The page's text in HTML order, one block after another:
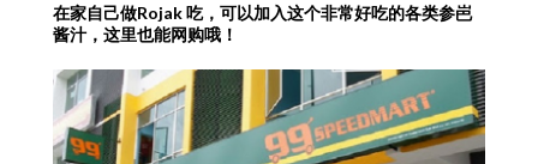
在家自己做Rojak 吃，可以加入这个非常好吃的各类参岜
酱汁，这里也能网购哦！